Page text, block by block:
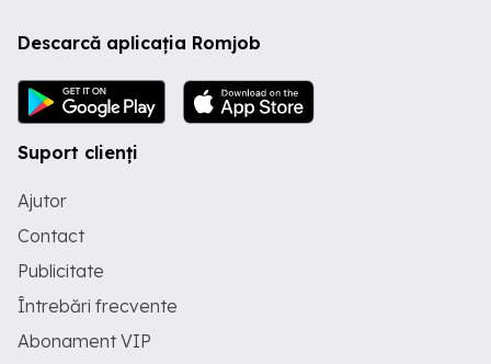
Descarcă aplicația Romjob
Suport clienți
Ajutor
Contact
Publicitate
Întrebări frecvente
Abonament VIP